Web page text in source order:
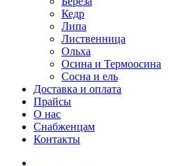
Кедр
Липа
Лиственница
Ольха
Осина и Термоосина
Сосна и ель
Доставка и оплата
Прайсы
О нас
Снабженцам
Контакты